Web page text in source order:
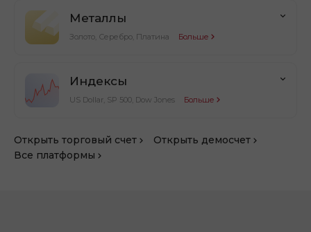
Металлы
Золото, Серебро, Платина Больше
Индексы
US Dollar, SP 500, Dow Jones Больше
Открыть торговый счет
Открыть демосчет
Все платформы